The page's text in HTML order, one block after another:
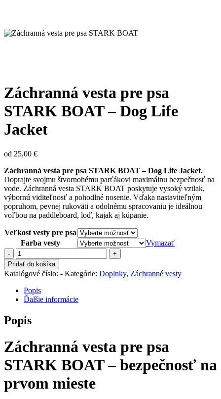
Záchranná vesta pre psa
STARK BOAT – Dog Life
Jacket
od 25,00 €
Záchranná vesta pre psa STARK BOAT – Dog Life Jacket.
Doprajte svojmu štvornohému parťákovi maximálnu bezpečnosť na
vode. Záchranná vesta STARK BOAT poskytuje vysoký vztlak,
výbornú viditeľnosť a pohodlné nosenie. Vďaka nastaviteľným
popruhom, pevnej rukoväti a odolnému spracovaniu je ideálnou
voľbou na paddleboard, loď, kajak aj kúpanie.
Veľkost vesty pre psa
Farba vesty
Vymazať
množstvo
Záchranná
vesta
pre
psa
STARK
BOAT
Dog
Jacket
Pridať do košíka
Katalógové číslo: - Kategórie: Doplnky, Záchranné vesty
Popis
Ďalšie informácie
Popis
Záchranná vesta pre psa
STARK BOAT – bezpečnosť na
prvom mieste